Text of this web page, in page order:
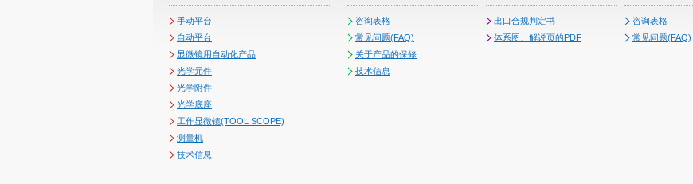
手动平台
自动平台
显微镜用自动化产品
光学元件
光学附件
光学底座
工作显微镜(TOOL SCOPE)
测量机
技术信息
咨询表格
常见问题(FAQ)
关于产品的保修
技术信息
出口合规判定书
体系图、解说页的PDF
咨询表格
常见问题(FAQ)